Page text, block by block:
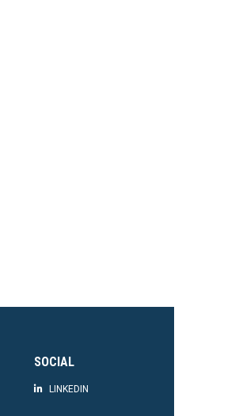
SOCIAL
LINKEDIN